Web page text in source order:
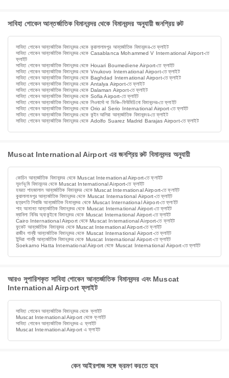
সাবিহা গোকেন আন্তর্জাতিক বিমানবন্দর থেকে বিমানবন্দর অনুযায়ী জনপ্রিয় রুট
সাবিহা গোকেন আন্তর্জাতিক বিমানবন্দর থেকে কুয়ালালামপুর আন্তর্জাতিক বিমানবন্দর-তে ফ্লাইট
সাবিহা গোকেন আন্তর্জাতিক বিমানবন্দর থেকে Casablanca Mohammed V International Airport-তে
ফ্লাইট
সাবিহা গোকেন আন্তর্জাতিক বিমানবন্দর থেকে Houari Boumediene Airport-তে ফ্লাইট
সাবিহা গোকেন আন্তর্জাতিক বিমানবন্দর থেকে Vnukovo International Airport-তে ফ্লাইট
সাবিহা গোকেন আন্তর্জাতিক বিমানবন্দর থেকে Baghdad International Airport-তে ফ্লাইট
সাবিহা গোকেন আন্তর্জাতিক বিমানবন্দর থেকে Antalya Airport-তে ফ্লাইট
সাবিহা গোকেন আন্তর্জাতিক বিমানবন্দর থেকে Dalaman Airport-তে ফ্লাইট
সাবিহা গোকেন আন্তর্জাতিক বিমানবন্দর থেকে Sofia Airport-তে ফ্লাইট
সাবিহা গোকেন আন্তর্জাতিক বিমানবন্দর থেকে লিওনার্দো দা ভিঞ্চি–ফিউমিচিনো বিমানবন্দর-তে ফ্লাইট
সাবিহা গোকেন আন্তর্জাতিক বিমানবন্দর থেকে Orio al Serio International Airport-তে ফ্লাইট
সাবিহা গোকেন আন্তর্জাতিক বিমানবন্দর থেকে কুইন আলিয়া আন্তর্জাতিক বিমানবন্দর-তে ফ্লাইট
সাবিহা গোকেন আন্তর্জাতিক বিমানবন্দর থেকে Adolfo Suarez Madrid Barajas Airport-তে ফ্লাইট
Muscat International Airport এর জনপ্রিয় রুট বিমানবন্দর অনুযায়ী
কোচিন আন্তর্জাতিক বিমানবন্দর থেকে Muscat International Airport-তে ফ্লাইট
সুবর্ণভূমি বিমানবন্দর থেকে Muscat International Airport-তে ফ্লাইট
হযরত শাহজালাল আন্তর্জাতিক বিমানবন্দর থেকে Muscat International Airport-তে ফ্লাইট
কুয়ালালামপুর আন্তর্জাতিক বিমানবন্দর থেকে Muscat International Airport-তে ফ্লাইট
ছত্রপতি শিবাজি আন্তর্জাতিক বিমানবন্দর থেকে Muscat International Airport-তে ফ্লাইট
শাহ আমানত আন্তর্জাতিক বিমানবন্দর থেকে Muscat International Airport-তে ফ্লাইট
ম্যানিলা নিনিয় অ্যাকুইনো বিমানবন্দর থেকে Muscat International Airport-তে ফ্লাইট
Cairo International Airport থেকে Muscat International Airport-তে ফ্লাইট
ফুকেট আন্তর্জাতিক বিমানবন্দর থেকে Muscat International Airport-তে ফ্লাইট
রাজীব গান্ধী আন্তর্জাতিক বিমানবন্দর থেকে Muscat International Airport-তে ফ্লাইট
ইন্দিরা গান্ধী আন্তর্জাতিক বিমানবন্দর থেকে Muscat International Airport-তে ফ্লাইট
Soekarno Hatta International Airport থেকে Muscat International Airport-তে ফ্লাইট
আরও সুপারিশকৃত সাবিহা গোকেন আন্তর্জাতিক বিমানবন্দর এবং Muscat
International Airport ফ্লাইট
সাবিহা গোকেন আন্তর্জাতিক বিমানবন্দর থেকে ফ্লাইট
Muscat International Airport থেকে ফ্লাইট
সাবিহা গোকেন আন্তর্জাতিক বিমানবন্দর এ ফ্লাইট
Muscat International Airport এ ফ্লাইট
কেন আইরপাজ সঙ্গে ভ্রমণ করতে হবে